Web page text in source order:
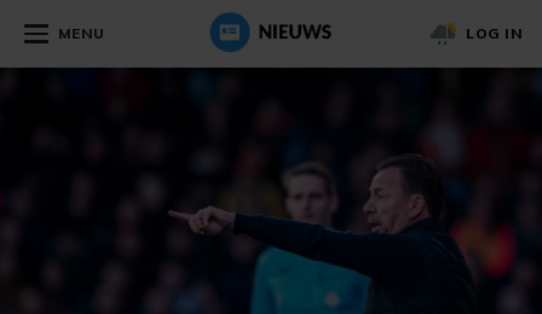
MENU LOG IN